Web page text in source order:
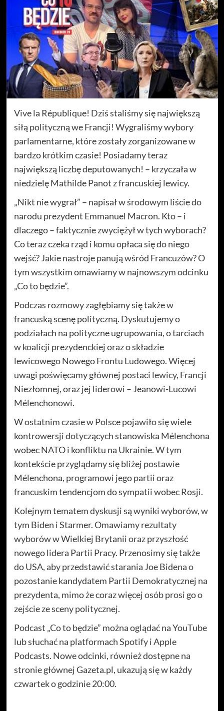
Vive la République! Dziś staliśmy się największą
siłą polityczną we Francji! Wygraliśmy wybory
parlamentarne, które zostały zorganizowane w
bardzo krótkim czasie! Posiadamy teraz
największą liczbę deputowanych! – krzyczała w
niedzielę Mathilde Panot z francuskiej lewicy.
„Nikt nie wygrał” – napisał w środowym liście do
narodu prezydent Emmanuel Macron. Kto – i
dlaczego – faktycznie zwyciężył w tych wyborach?
Co teraz czeka rząd i komu opłaca się do niego
wejść? Jakie nastroje panują wśród Francuzów? O
tym wszystkim omawiamy w najnowszym odcinku
„Co to będzie”.
Podczas rozmowy zagłębiamy się także w
francuską scenę polityczną. Dyskutujemy o
podziałach na polityczne ugrupowania, o tarciach
w koalicji prezydenckiej oraz o składzie
lewicowego Nowego Frontu Ludowego. Więcej
uwagi poświęcamy głównej postaci lewicy, Francji
Niezłomnej, oraz jej liderowi – Jeanowi-Lucowi
Mélenchonowi.
W ostatnim czasie w Polsce pojawiło się wiele
kontrowersji dotyczących stanowiska Mélenchona
wobec NATO i konfliktu na Ukrainie. W tym
kontekście przyglądamy się bliżej postawie
Mélenchona, programowi jego partii oraz
francuskim tendencjom do sympatii wobec Rosji.
Kolejnym tematem dyskusji są wyniki wyborów, w
tym Biden i Starmer. Omawiamy rezultaty
wyborów w Wielkiej Brytanii oraz przyszłość
nowego lidera Partii Pracy. Przenosimy się także
do USA, aby przedstawić starania Joe Bidena o
pozostanie kandydatem Partii Demokratycznej na
prezydenta, mimo że coraz więcej osób prosi go o
zejście ze sceny politycznej.
Podcast „Co to będzie” można oglądać na YouTube
lub słuchać na platformach Spotify i Apple
Podcasts. Nowe odcinki, również dostępne na
stronie głównej Gazeta.pl, ukazują się w każdy
czwartek o godzinie 20:00.